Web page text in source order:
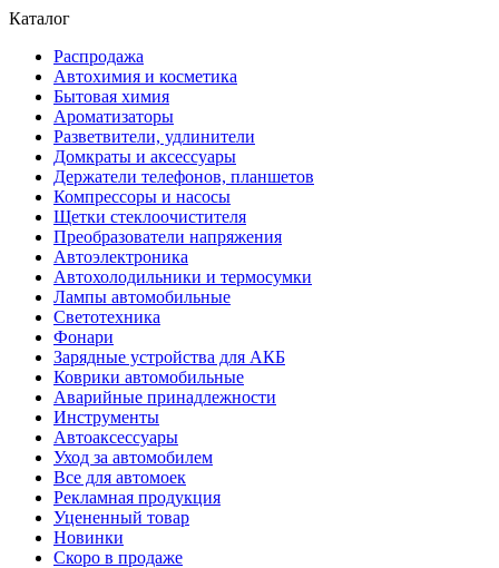
Каталог
Распродажа
Автохимия и косметика
Бытовая химия
Ароматизаторы
Разветвители, удлинители
Домкраты и аксессуары
Держатели телефонов, планшетов
Компрессоры и насосы
Щетки стеклоочистителя
Преобразователи напряжения
Автоэлектроника
Автохолодильники и термосумки
Лампы автомобильные
Светотехника
Фонари
Зарядные устройства для АКБ
Коврики автомобильные
Аварийные принадлежности
Инструменты
Автоаксессуары
Уход за автомобилем
Все для автомоек
Рекламная продукция
Уцененный товар
Новинки
Скоро в продаже